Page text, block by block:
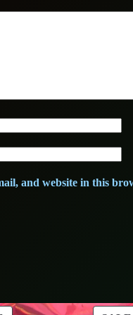
and website in this